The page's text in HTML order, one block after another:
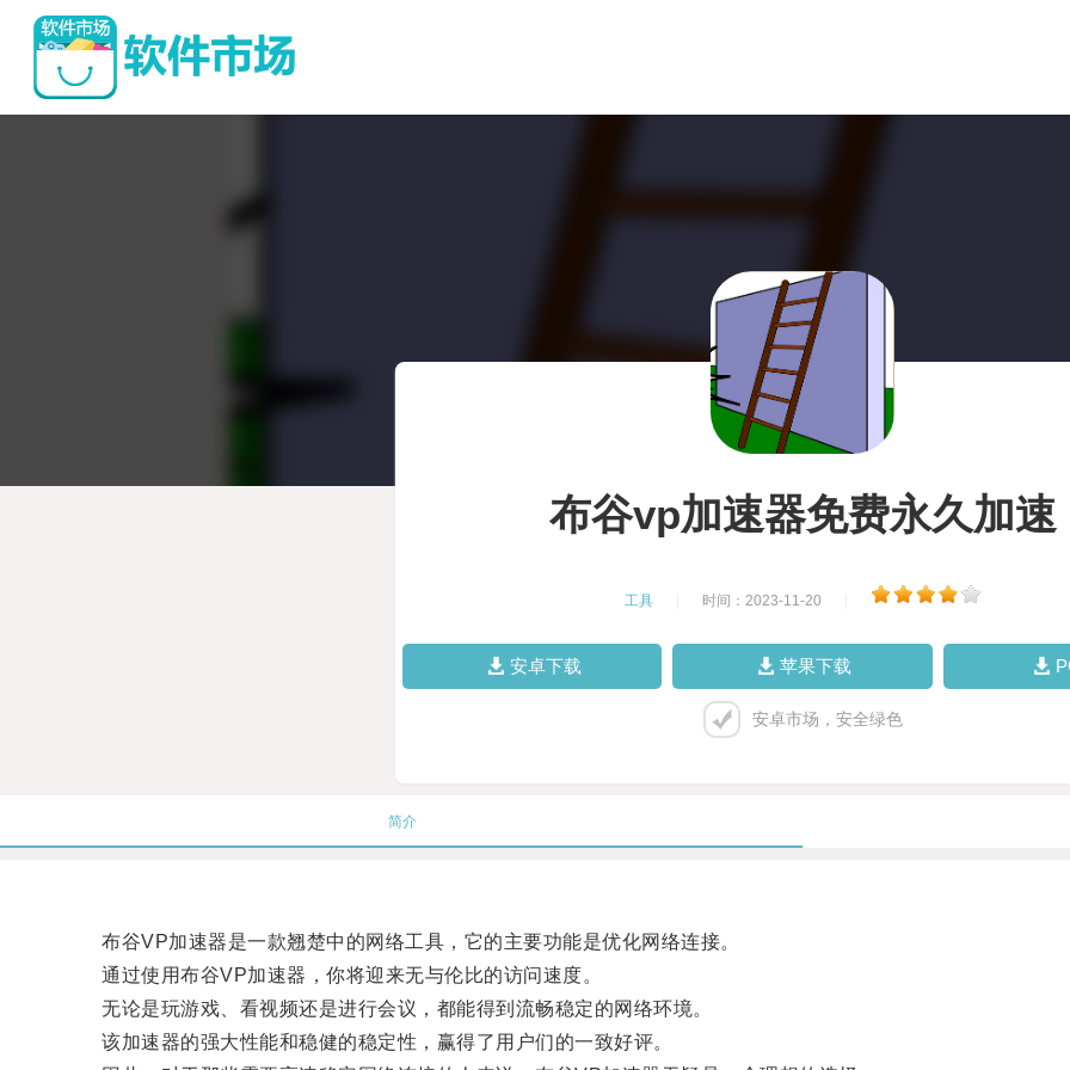
布谷vp加速器免费永久加速
工具 时间：2023-11-20
安卓下载 苹果下载
安卓市场，安全绿色
简介
布谷VP加速器是一款翘楚中的网络工具，它的主要功能是优化网络连接。
通过使用布谷VP加速器，你将迎来无与伦比的访问速度。
无论是玩游戏、看视频还是进行会议，都能得到流畅稳定的网络环境。
该加速器的强大性能和稳健的稳定性，赢得了用户们的一致好评。